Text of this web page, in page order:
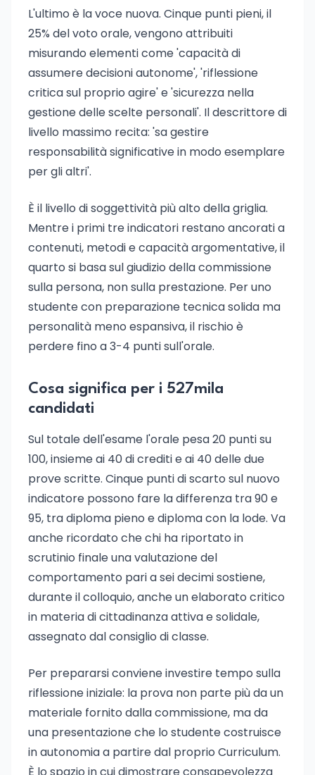
L'ultimo è la voce nuova. Cinque punti pieni, il
25% del voto orale, vengono attribuiti
misurando elementi come 'capacità di
assumere decisioni autonome', 'riflessione
critica sul proprio agire' e 'sicurezza nella
gestione delle scelte personali'. Il descrittore di
livello massimo recita: 'sa gestire
responsabilità significative in modo esemplare
per gli altri'.
È il livello di soggettività più alto della griglia.
Mentre i primi tre indicatori restano ancorati a
contenuti, metodi e capacità argomentative, il
quarto si basa sul giudizio della commissione
sulla persona, non sulla prestazione. Per uno
studente con preparazione tecnica solida ma
personalità meno espansiva, il rischio è
perdere fino a 3-4 punti sull'orale.
Cosa significa per i 527mila
candidati
Sul totale dell'esame l'orale pesa 20 punti su
100, insieme ai 40 di crediti e ai 40 delle due
prove scritte. Cinque punti di scarto sul nuovo
indicatore possono fare la differenza tra 90 e
95, tra diploma pieno e diploma con la lode. Va
anche ricordato che chi ha riportato in
scrutinio finale una valutazione del
comportamento pari a sei decimi sostiene,
durante il colloquio, anche un elaborato critico
in materia di cittadinanza attiva e solidale,
assegnato dal consiglio di classe.
Per prepararsi conviene investire tempo sulla
riflessione iniziale: la prova non parte più da un
materiale fornito dalla commissione, ma da
una presentazione che lo studente costruisce
in autonomia a partire dal proprio Curriculum.